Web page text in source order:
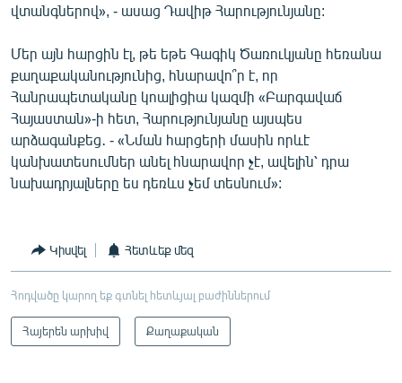
վտանգներով», - ասաց Դավիթ Հարությունյանը:
Մեր այն հարցին էլ, թե եթե Գագիկ Ծառուկյանը հեռանա
քաղաքականությունից, հնարավո՞ր է, որ
Հանրապետականը կոալիցիա կազմի «Բարգավաճ
Հայաստան»-ի հետ, Հարությունյանը այսպես
արձագանքեց․ - «Նման հարցերի մասին որևէ
կանխատեսումներ անել հնարավոր չէ, ավելին՝ դրա
նախադրյալները ես դեռևս չեմ տեսնում»:
Կիսվել Հետևեք մեզ
Հոդվածը կարող եք գտնել հետևյալ բաժիններում
Հայերեն արխիվ Քաղաքական